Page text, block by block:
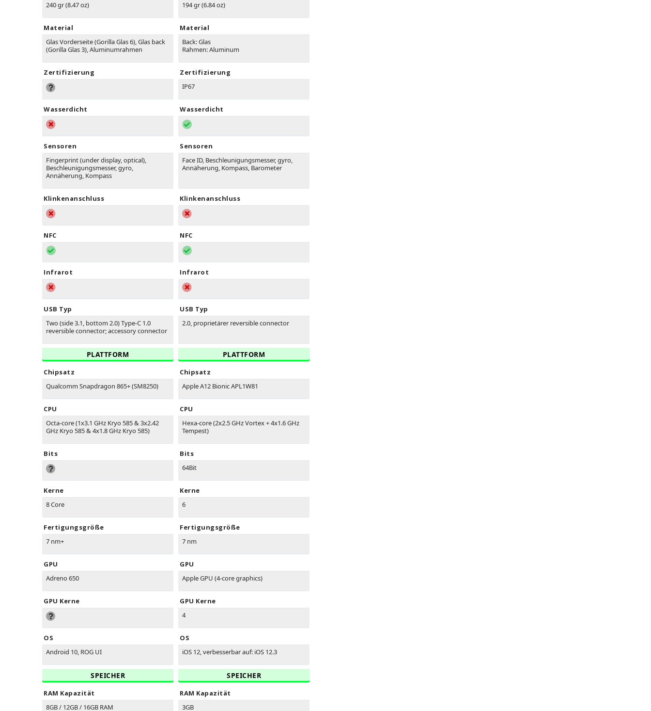
240 gr (8.47 oz)
Material
Glas Vorderseite (Gorilla Glas 6), Glas back
(Gorilla Glas 3), Aluminumrahmen
Zertifizierung
Wasserdicht
Sensoren
Fingerprint (under display, optical),
Beschleunigungsmesser, gyro,
Annäherung, Kompass
Klinkenanschluss
NFC
Infrarot
USB Typ
Two (side 3.1, bottom 2.0) Type-C 1.0
reversible connector; accessory connector
PLATTFORM
Chipsatz
Qualcomm Snapdragon 865+ (SM8250)
CPU
Octa-core (1x3.1 GHz Kryo 585 & 3x2.42
GHz Kryo 585 & 4x1.8 GHz Kryo 585)
Bits
Kerne
8 Core
Fertigungsgröße
7 nm+
GPU
Adreno 650
GPU Kerne
OS
Android 10, ROG UI
SPEICHER
RAM Kapazität
8GB / 12GB / 16GB RAM
194 gr (6.84 oz)
Material
Back: Glas
Rahmen: Aluminum
Zertifizierung
IP67
Wasserdicht
Sensoren
Face ID, Beschleunigungsmesser, gyro,
Annäherung, Kompass, Barometer
Klinkenanschluss
NFC
Infrarot
USB Typ
2.0, proprietärer reversible connector
PLATTFORM
Chipsatz
Apple A12 Bionic APL1W81
CPU
Hexa-core (2x2.5 GHz Vortex + 4x1.6 GHz
Tempest)
Bits
64Bit
Kerne
6
Fertigungsgröße
7 nm
GPU
Apple GPU (4-core graphics)
GPU Kerne
4
OS
iOS 12, verbesserbar auf: iOS 12.3
SPEICHER
RAM Kapazität
3GB